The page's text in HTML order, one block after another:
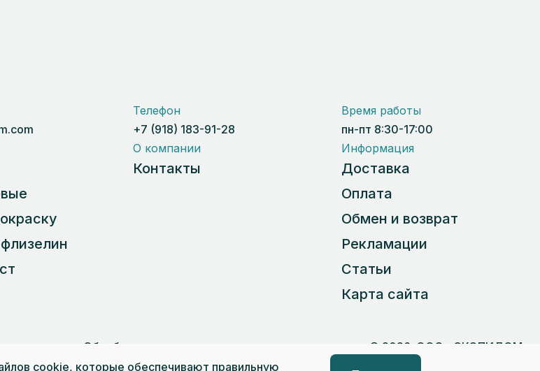
Телефон
+7 (918) 183-91-28
Время работы
пн-пт 8:30-17:00
О компании
Контакты
Информация
Доставка
Оплата
Обмен и возврат
Рекламации
Статьи
Карта сайта
Обработка персональных данных
© 2026, ООО «СКОПИДОМ»
cookie, которые обеспечивают правильную